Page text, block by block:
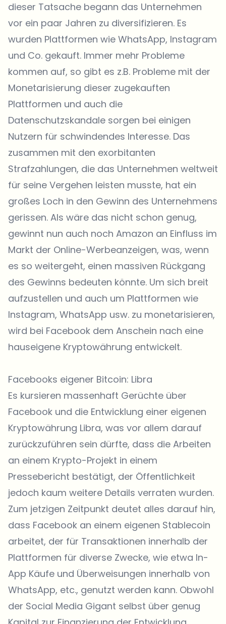
dieser Tatsache begann das Unternehmen
vor ein paar Jahren zu diversifizieren. Es
wurden Plattformen wie WhatsApp, Instagram
und Co. gekauft. Immer mehr Probleme
kommen auf, so gibt es z.B. Probleme mit der
Monetarisierung dieser zugekauften
Plattformen und auch die
Datenschutzskandale sorgen bei einigen
Nutzern für schwindendes Interesse. Das
zusammen mit den exorbitanten
Strafzahlungen, die das Unternehmen weltweit
für seine Vergehen leisten musste, hat ein
großes Loch in den Gewinn des Unternehmens
gerissen. Als wäre das nicht schon genug,
gewinnt nun auch noch Amazon an Einfluss im
Markt der Online-Werbeanzeigen, was, wenn
es so weitergeht, einen massiven Rückgang
des Gewinns bedeuten könnte. Um sich breit
aufzustellen und auch um Plattformen wie
Instagram, WhatsApp usw. zu monetarisieren,
wird bei Facebook dem Anschein nach eine
hauseigene Kryptowährung entwickelt.
Facebooks eigener Bitcoin: Libra
Es kursieren massenhaft Gerüchte über
Facebook und die Entwicklung einer eigenen
Kryptowährung Libra, was vor allem darauf
zurückzuführen sein dürfte, dass die Arbeiten
an einem Krypto-Projekt in einem
Pressebericht bestätigt, der Öffentlichkeit
jedoch kaum weitere Details verraten wurden.
Zum jetzigen Zeitpunkt deutet alles darauf hin,
dass Facebook an einem eigenen Stablecoin
arbeitet, der für Transaktionen innerhalb der
Plattformen für diverse Zwecke, wie etwa In-
App Käufe und Überweisungen innerhalb von
WhatsApp, etc., genutzt werden kann. Obwohl
der Social Media Gigant selbst über genug